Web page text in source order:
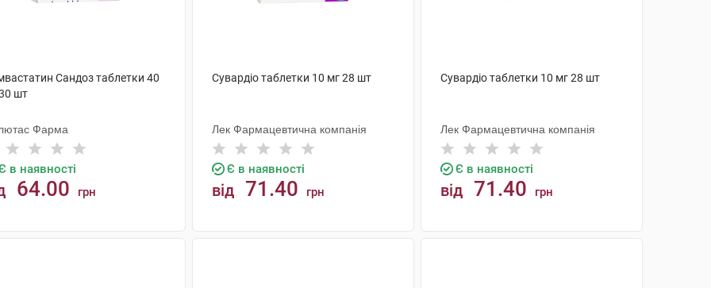
Сандоз таблетки 40
шт
Фарма
в наявності
64.00 грн
Сувардіо таблетки 10 мг 28 шт
Лек Фармацевтична компанія
Є в наявності
від 71.40 грн
Сувардіо таблетки 10 мг 28 шт
Лек Фармацевтична компанія
Є в наявності
від 71.40 грн